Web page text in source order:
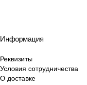
Информация
Реквизиты
Условия сотрудничества
О доставке